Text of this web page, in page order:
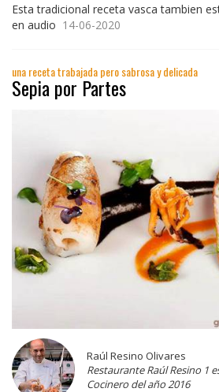
Esta tradicional receta vasca tambien
en audio 14-06-2020
una receta trabajada pero sabrosa y delicada
Sepia por Partes
Raúl Resino Olivares
Restaurante Raúl Resino 1
Cocinero del año 2016